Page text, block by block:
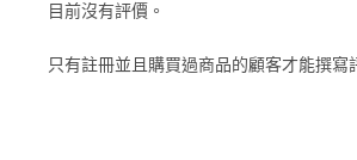
目前沒有評價。
只有註冊並且購買過商品的顧客才能撰寫